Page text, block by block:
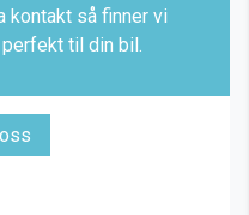
kontakt så finner vi
til din bil.